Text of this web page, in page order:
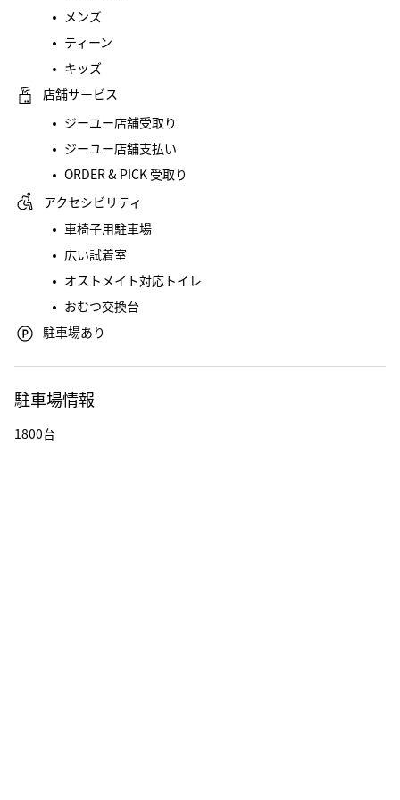
メンズ
ティーン
キッズ
店舗サービス
ジーユー店舗受取り
ジーユー店舗支払い
ORDER & PICK 受取り
アクセシビリティ
車椅子用駐車場
広い試着室
オストメイト対応トイレ
おむつ交換台
駐車場あり
駐車場情報
1800台